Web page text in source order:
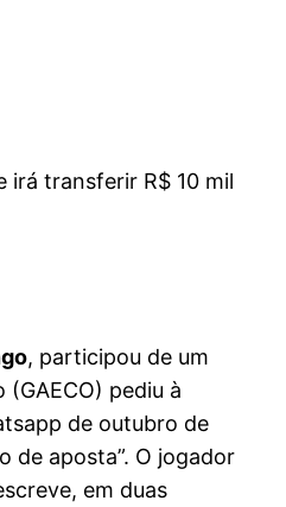
irá transferir R$ 10 mil
, participou de um
pediu à
de outubro de
de aposta”. O jogador
em duas